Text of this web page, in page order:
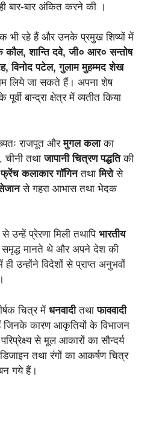
बार-बार अंकित करने की ।
भी रहे हैं और उनके प्रमुख शिष्यों में
कौल, शान्ति दवे, जी० आर० सन्तोष
विनोद पटेल, गुलाम मुहम्मद शेख
लिये जा सकते हैं। अपना शेष
बान्द्रा क्षेत्र में व्यतीत किया
राजपूत औरमुगल कलाका
, चीनी तथाजापानी चित्रण पद्धतिकी
फ्रेंच कलाकार गॉगिनतथामिरोसे
से गहरा आभास तथा भेदक
से उन्हें प्रेरणा मिली तथापि भारतीय
समृद्ध मानते थे और अपने देश की
उन्होंने विदेशों से प्राप्त अनुभवों
चित्र में धनवादीतथाफाववादी
कारण आकृतियों के विभाजन
से मूल आकारों का सौन्दर्य
तथा रंगों का आकर्षण चित्र
गये हैं।